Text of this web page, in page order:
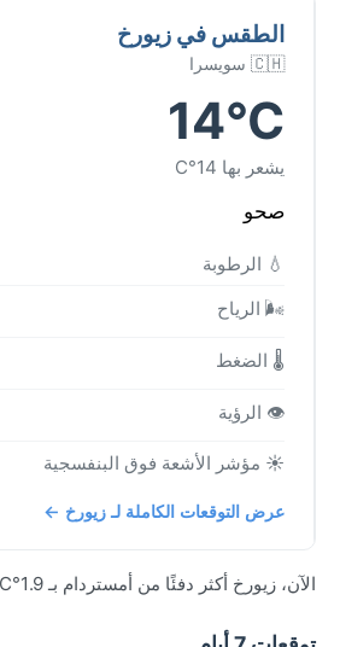
الطقس في زيورخ
🇨🇭 سويسرا
14°C
يشعر بها 14°C
صحو
💧 الرطوبة
🌬️ الرياح
🌡️ الضغط
👁️ الرؤية
☀️ مؤشر الأشعة فوق البنفسجية
عرض التوقعات الكاملة لـ زيورخ ←
الآن، زيورخ أكثر دفئًا من أمستردام بـ 1.9°C.